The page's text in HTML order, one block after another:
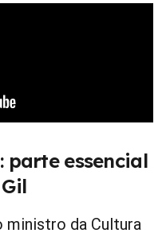
essencial
ministro da Cultura